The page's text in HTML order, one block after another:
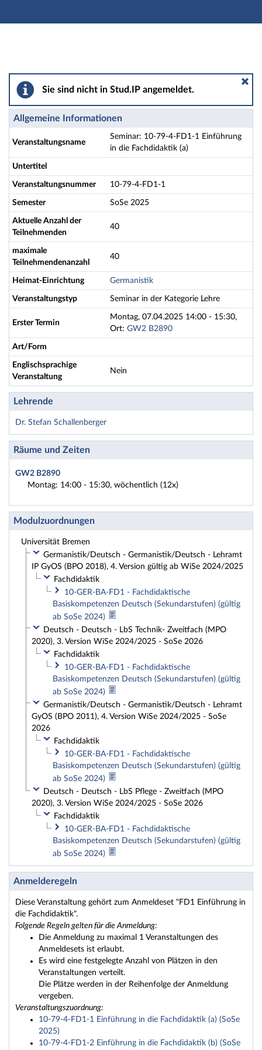
Hauptnavigation
Seminar: 10-79-4-FD1-1 Einführung in die
Sie sind nicht in Stud.IP angemeldet.
Allgemeine Informationen
Veranstaltungsname
Seminar: 10-79-4-FD1-1 Einführung
in die Fachdidaktik (a)
Untertitel
Veranstaltungsnummer 10-79-4-FD1-1
Semester SoSe 2025
Aktuelle Anzahl der
Teilnehmenden
40
maximale
Teilnehmendenanzahl
40
Heimat-Einrichtung Germanistik
Veranstaltungstyp Seminar in der Kategorie Lehre
Erster Termin
Montag, 07.04.2025 14:00 - 15:30,
Ort: GW2 B2890
Art/Form
Englischsprachige
Veranstaltung
Nein
Lehrende
Dr. Stefan Schallenberger
Räume und Zeiten
GW2 B2890
Montag: 14:00 - 15:30, wöchentlich (12x)
Modulzuordnungen
Universität Bremen
Germanistik/Deutsch - Germanistik/Deutsch - Lehramt
IP GyOS (BPO 2018), 4. Version gültig ab WiSe 2024/2025
Fachdidaktik
10-GER-BA-FD1 - Fachdidaktische
Basiskompetenzen Deutsch (Sekundarstufen) (gültig
ab SoSe 2024)
Deutsch - Deutsch - LbS Technik- Zweitfach (MPO
2020), 3. Version WiSe 2024/2025 - SoSe 2026
Fachdidaktik
10-GER-BA-FD1 - Fachdidaktische
Basiskompetenzen Deutsch (Sekundarstufen) (gültig
ab SoSe 2024)
Germanistik/Deutsch - Germanistik/Deutsch - Lehramt
GyOS (BPO 2011), 4. Version WiSe 2024/2025 - SoSe
2026
Fachdidaktik
10-GER-BA-FD1 - Fachdidaktische
Basiskompetenzen Deutsch (Sekundarstufen) (gültig
ab SoSe 2024)
Deutsch - Deutsch - LbS Pflege - Zweitfach (MPO
2020), 3. Version WiSe 2024/2025 - SoSe 2026
Fachdidaktik
10-GER-BA-FD1 - Fachdidaktische
Basiskompetenzen Deutsch (Sekundarstufen) (gültig
ab SoSe 2024)
Anmelderegeln
Diese Veranstaltung gehört zum Anmeldeset "FD1 Einführung in
die Fachdidaktik".
Folgende Regeln gelten für die Anmeldung:
Die Anmeldung zu maximal 1 Veranstaltungen des
Anmeldesets ist erlaubt.
Es wird eine festgelegte Anzahl von Plätzen in den
Veranstaltungen verteilt.
Die Plätze werden in der Reihenfolge der Anmeldung
vergeben.
Veranstaltungszuordnung:
10-79-4-FD1-1 Einführung in die Fachdidaktik (a) (SoSe
2025)
10-79-4-FD1-2 Einführung in die Fachdidaktik (b) (SoSe